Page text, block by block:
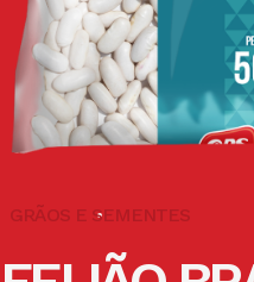
GRÃOS E SEMENTES